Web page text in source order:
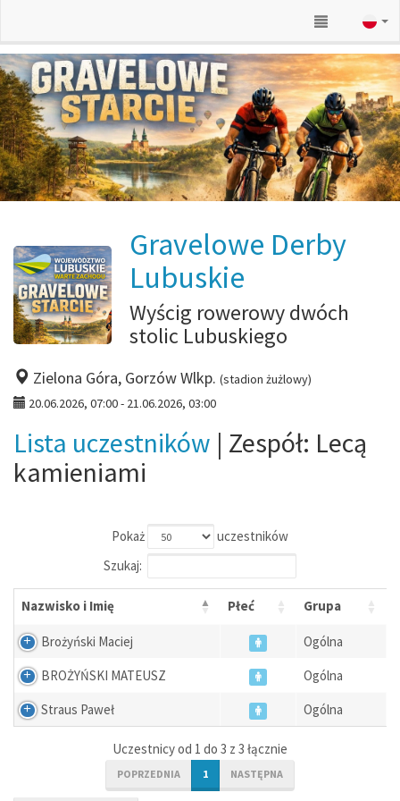
Gravelowe Derby
Lubuskie
Wyścig rowerowy dwóch
stolic Lubuskiego
Zielona Góra, Gorzów Wlkp. (stadion żużlowy)
20.06.2026, 07:00 - 21.06.2026, 03:00
Lista uczestników | Zespół: Lecą
kamieniami
Pokaż
uczestników
Szukaj:
Nazwisko i Imię Płeć Grupa
Brożyński Maciej
Ogólna
BROŻYŃSKI MATEUSZ
Ogólna
Straus Paweł
Ogólna
Uczestnicy od 1 do 3 z 3 łącznie
POPRZEDNIA 1 NASTĘPNA